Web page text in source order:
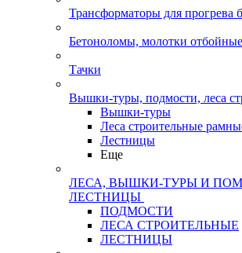
Трансформаторы для прогрева
Бетоноломы, молотки
Тачки
Вышки-туры, подмости, леса
Вышки-туры
Леса строительные
Лестницы
Еще
ЛЕСА, ВЫШКИ-ТУРЫ И
ЛЕСТНИЦЫ
ПОДМОСТИ
ЛЕСА СТРОИТЕЛЬНЫЕ
ЛЕСТНИЦЫ